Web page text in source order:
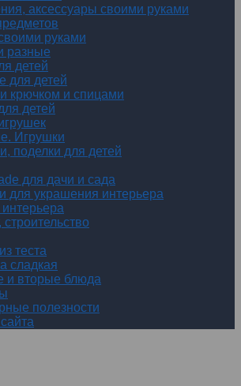
аксессуары своими руками
руками
разные
детей
для детей
крючком и спицами
детей
Игрушки
поделки для детей
для дачи и сада
для украшения интерьера
строительство
теста
сладкая
и вторые блюда
полезности